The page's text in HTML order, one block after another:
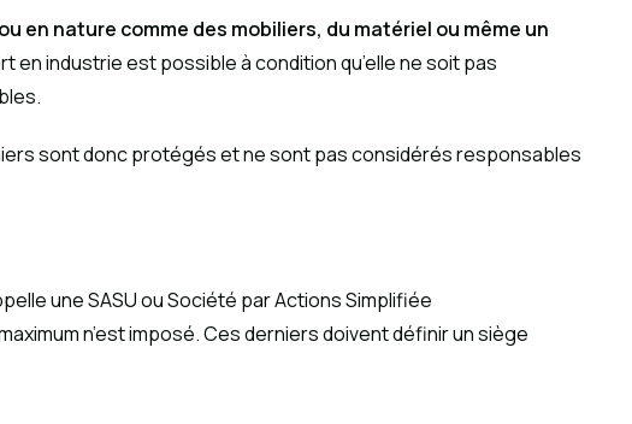
en nature comme des mobiliers, du matériel ou même un
industrie est possible à condition qu’elle ne soit pas
sont donc protégés et ne sont pas considérés responsables
une SASU ou Société par Actions Simplifiée
n’est imposé. Ces derniers doivent définir un siège